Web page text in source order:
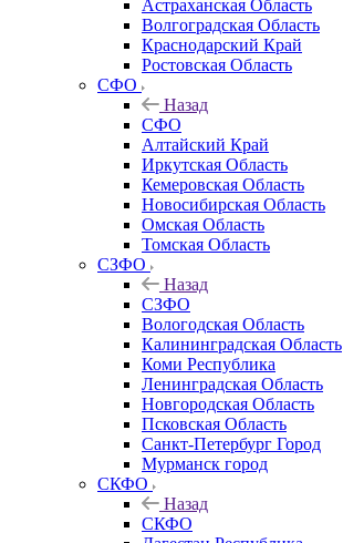
Астраханская Область
Волгоградская Область
Краснодарский Край
Ростовская Область
СФО
Назад
СФО
Алтайский Край
Иркутская Область
Кемеровская Область
Новосибирская Область
Омская Область
Томская Область
СЗФО
Назад
СЗФО
Вологодская Область
Калининградская Область
Коми Республика
Ленинградская Область
Новгородская Область
Псковская Область
Санкт-Петербург Город
Мурманск город
СКФО
Назад
СКФО